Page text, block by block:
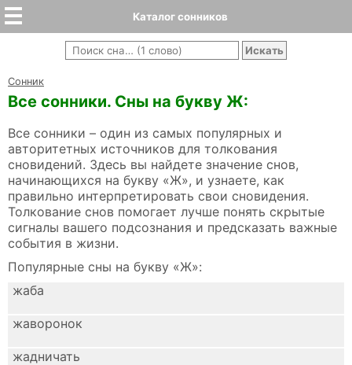
Каталог сонников
Cонник
Все сонники. Сны на букву Ж:
Все сонники – один из самых популярных и
авторитетных источников для толкования
сновидений. Здесь вы найдете значение снов,
начинающихся на букву «Ж», и узнаете, как
правильно интерпретировать свои сновидения.
Толкование снов помогает лучше понять скрытые
сигналы вашего подсознания и предсказать важные
события в жизни.
Популярные сны на букву «Ж»:
жаба
жаворонок
жадничать